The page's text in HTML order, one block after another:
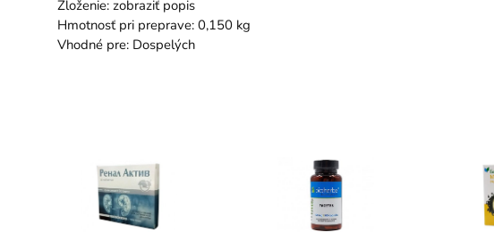
Zloženie: zobraziť popis
Hmotnosť pri preprave: 0,150 kg
Vhodné pre: Dospelých